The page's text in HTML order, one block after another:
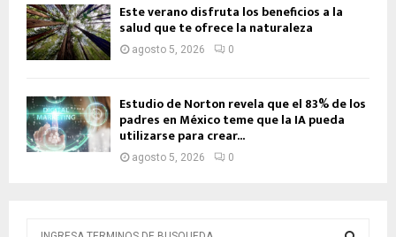
Este verano disfruta los beneficios a la
salud que te ofrece la naturaleza
agosto 5, 2026 0
Estudio de Norton revela que el 83% de los
padres en México teme que la IA pueda
utilizarse para crear...
agosto 5, 2026 0